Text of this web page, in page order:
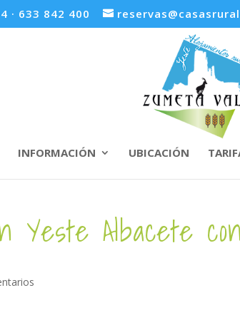
· 633 842 400
INFORMACIÓN UBICACIÓN
Yeste Albacete